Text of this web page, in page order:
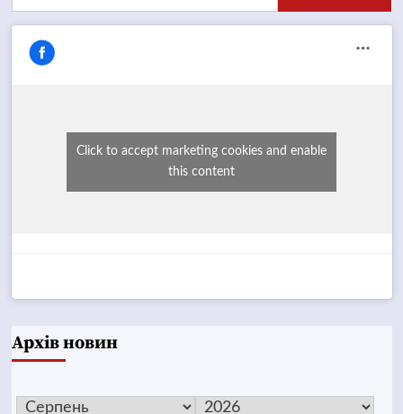
Click to accept marketing cookies and enable
this content
Архів новин